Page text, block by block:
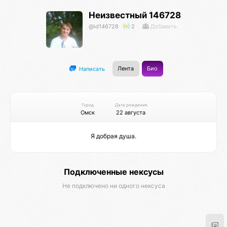
Неизвестный 146728
@id146728 2 Добавить
Написать Лента Био
Город
Омск
Дата рождения
22 августа
Я добрая душа.
Подключенные нексусы
Не подключено ни одного нексуса